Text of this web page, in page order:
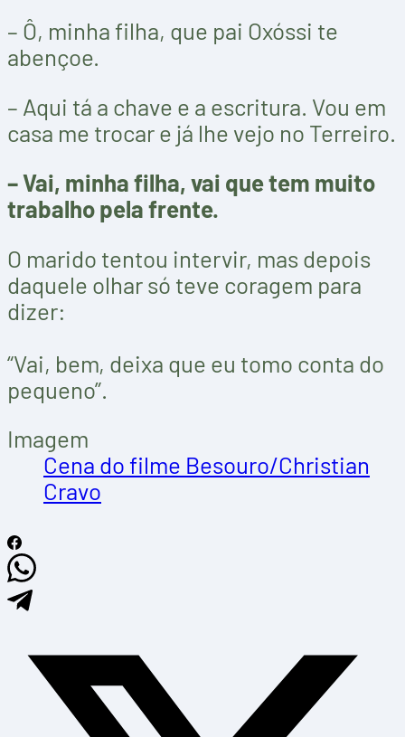
– Ô, minha filha, que pai Oxóssi te
abençoe.
– Aqui tá a chave e a escritura. Vou em
casa me trocar e já lhe vejo no Terreiro.
– Vai, minha filha, vai que tem muito
trabalho pela frente.
O marido tentou intervir, mas depois
daquele olhar só teve coragem para
dizer:
“Vai, bem, deixa que eu tomo conta do
pequeno”.
Imagem
Cena do filme Besouro/Christian
Cravo